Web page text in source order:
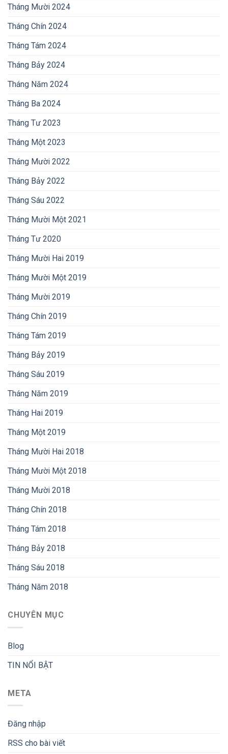
Tháng Mười 2024
Tháng Chín 2024
Tháng Tám 2024
Tháng Bảy 2024
Tháng Năm 2024
Tháng Ba 2024
Tháng Tư 2023
Tháng Một 2023
Tháng Mười 2022
Tháng Bảy 2022
Tháng Sáu 2022
Tháng Mười Một 2021
Tháng Tư 2020
Tháng Mười Hai 2019
Tháng Mười Một 2019
Tháng Mười 2019
Tháng Chín 2019
Tháng Tám 2019
Tháng Bảy 2019
Tháng Sáu 2019
Tháng Năm 2019
Tháng Hai 2019
Tháng Một 2019
Tháng Mười Hai 2018
Tháng Mười Một 2018
Tháng Mười 2018
Tháng Chín 2018
Tháng Tám 2018
Tháng Bảy 2018
Tháng Sáu 2018
Tháng Năm 2018
CHUYÊN MỤC
Blog
TIN NỔI BẬT
META
Đăng nhập
RSS cho bài viết